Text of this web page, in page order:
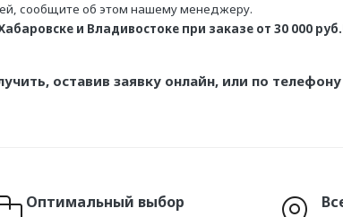
сообщите об этом нашему менеджеру.
и Владивостоке при заказе от 30 000
оставив заявку онлайн, или по телефону
Оптимальный выбор